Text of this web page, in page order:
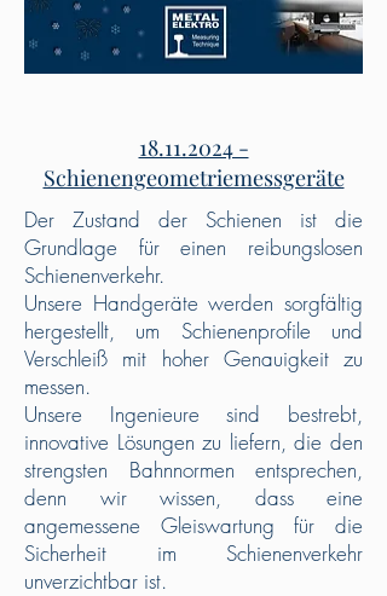
18.11.2024 -
Schienengeometriemessgeräte
Der Zustand der Schienen ist die
Grundlage für einen reibungslosen
Schienenverkehr.
Unsere Handgeräte werden sorgfältig
hergestellt, um Schienenprofile und
Verschleiß mit hoher Genauigkeit zu
messen.
Unsere Ingenieure sind bestrebt,
innovative Lösungen zu liefern, die den
strengsten Bahnnormen entsprechen,
denn wir wissen, dass eine
angemessene Gleiswartung für die
Sicherheit im Schienenverkehr
unverzichtbar ist.